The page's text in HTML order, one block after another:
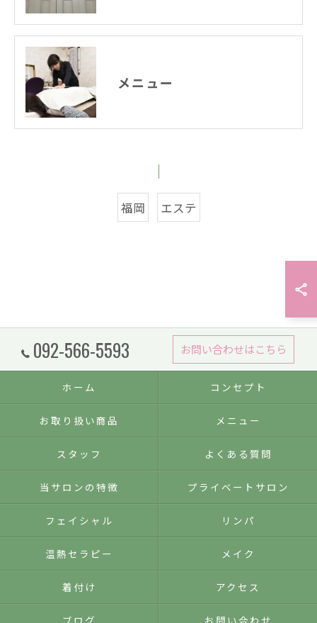
メニュー
福岡 エステ
092-566-5593 お問い合わせはこちら
ホーム コンセプト
お取り扱い商品 メニュー
スタッフ よくある質問
当サロンの特徴 プライベートサロン
フェイシャル リンパ
温熱セラピー メイク
着付け アクセス
ブログ お問い合わせ